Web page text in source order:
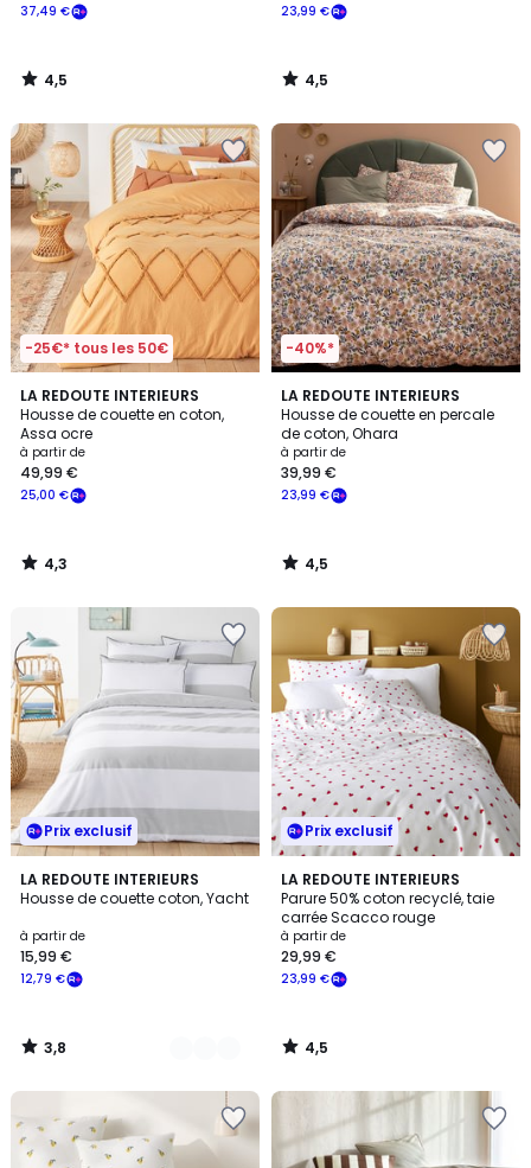
37,49 €
4,5
/
23,99 €
4,5
/
-25€* tous les 50€
LA REDOUTE INTERIEURS
Housse de couette en coton,
Assa ocre
à partir de
25,00 €
49,99 €
4,3
/ 5
4,3
/
-40%*
LA REDOUTE INTERIEURS
Housse de couette en percale
de coton, Ohara
à partir de
23,99 €
39,99 €
4,5
/ 5
4,5
/
Prix exclusif
LA REDOUTE INTERIEURS
Housse de couette coton, Yacht
à partir de
12,79 €
15,99 €
3,8
/ 5
2
Couleurs
3,8
/
Prix exclusif
LA REDOUTE INTERIEURS
Parure 50% coton recyclé, taie
carrée Scacco rouge
à partir de
23,99 €
29,99 €
4,5
/ 5
4,5
/